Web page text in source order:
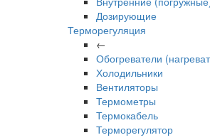
Дозирующие
Терморегуляция
←
Обогреватели
Холодильники
Вентиляторы
Термометры
Термокабель
Терморегулятор